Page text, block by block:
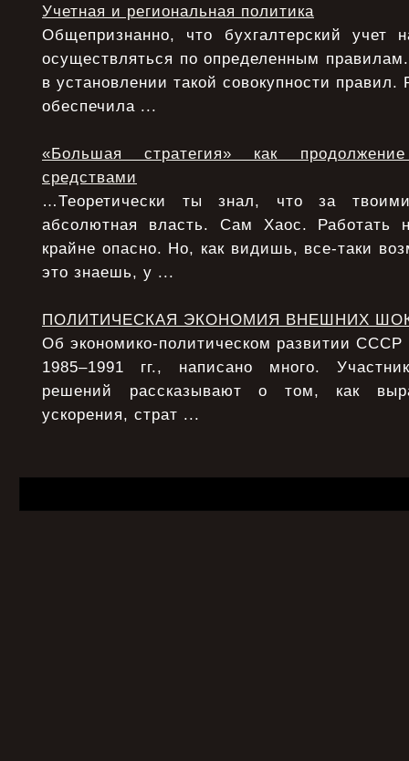
Учетная и региональная политика
Общепризнанно, что бухгалтерский учет
осуществляться по определенным
в установлении такой совокупности
обеспечила ...
«Большая стратегия» как
средствами
…Теоретически ты знал, что за
абсолютная власть. Сам Хаос. Работать
крайне опасно. Но, как видишь, все-таки
это знаешь, у ...
ПОЛИТИЧЕСКАЯ ЭКОНОМИЯ ВНЕШНИХ
Об экономико-политическом развитии СССР
1985–1991 гг., написано много.
решений рассказывают о том, как
ускорения, страт ...